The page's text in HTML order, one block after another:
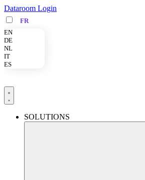
Skip
to
content
Dataroom Login
FR
EN
DE
NL
IT
ES
SOLUTIONS